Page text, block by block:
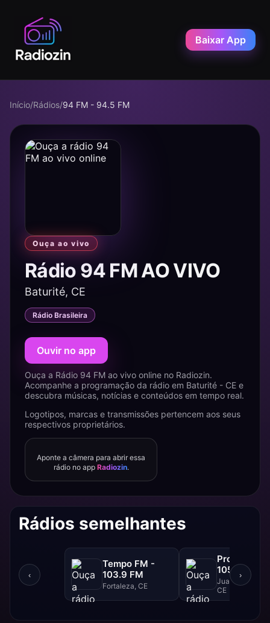
Baixar App
Início/Rádios/94 FM - 94.5 FM
Ouça ao vivo
Rádio 94 FM AO VIVO
Baturité, CE
Rádio Brasileira
Ouvir no app
Ouça a Rádio 94 FM ao vivo online no Radiozin.
Acompanhe a programação da rádio em Baturité - CE e
descubra músicas, notícias e conteúdos em tempo real.
Logotipos, marcas e transmissões pertencem aos seus
respectivos proprietários.
Aponte a câmera para abrir essa
rádio no app Radiozin.
Rádios semelhantes
‹
Tempo FM -
103.9 FM
Fortaleza, CE
Progresso
105.1 FM
Juazeiro Do
CE
›